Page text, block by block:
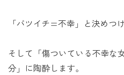
「バツイチ=不幸」と決めつ
そして「傷ついている不幸な
分」に陶酔します。